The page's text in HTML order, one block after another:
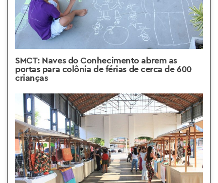
SMCT: Naves do Conhecimento abrem as
portas para colônia de férias de cerca de 600
crianças